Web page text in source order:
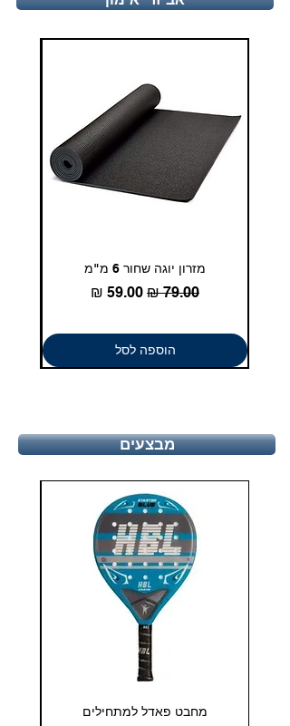
duglasport21@gmail.com
מזרון יוגה שחור 6 מ"מ
מחיר רגילמחיר מבצע
הוספה לסל
מבצעים
מחבט פאדל למתחילים